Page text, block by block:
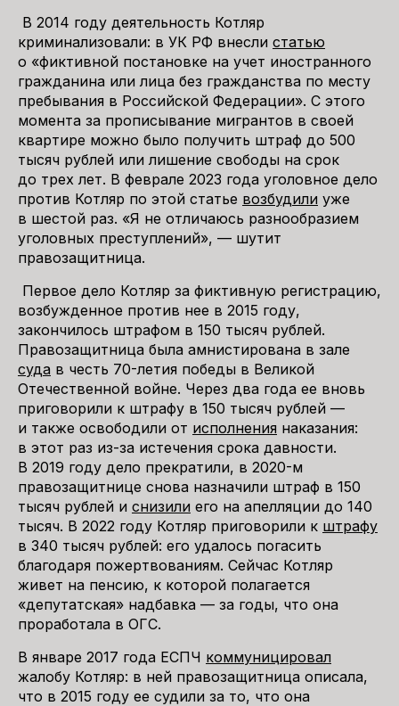
В 2014 году деятельность Котляр
криминализовали: в УК РФ внесли статью
о «фиктивной постановке на учет иностранного
гражданина или лица без гражданства по месту
пребывания в Российской Федерации». С этого
момента за прописывание мигрантов в своей
квартире можно было получить штраф до 500
тысяч рублей или лишение свободы на срок
до трех лет. В феврале 2023 года уголовное дело
против Котляр по этой статье возбудили уже
в шестой раз. «Я не отличаюсь разнообразием
уголовных преступлений», — шутит
правозащитница.
Первое дело Котляр за фиктивную регистрацию,
возбужденное против нее в 2015 году,
закончилось штрафом в 150 тысяч рублей.
Правозащитница была амнистирована в зале
суда в честь 70-летия победы в Великой
Отечественной войне. Через два года ее вновь
приговорили к штрафу в 150 тысяч рублей —
и также освободили от исполнения наказания:
в этот раз из-за истечения срока давности.
В 2019 году дело прекратили, в 2020-м
правозащитнице снова назначили штраф в 150
тысяч рублей и снизили его на апелляции до 140
тысяч. В 2022 году Котляр приговорили к штрафу
в 340 тысяч рублей: его удалось погасить
благодаря пожертвованиям. Сейчас Котляр
живет на пенсию, к которой полагается
«депутатская» надбавка — за годы, что она
проработала в ОГС.
В январе 2017 года ЕСПЧ коммуницировал
жалобу Котляр: в ней правозащитница описала,
что в 2015 году ее судили за то, что она